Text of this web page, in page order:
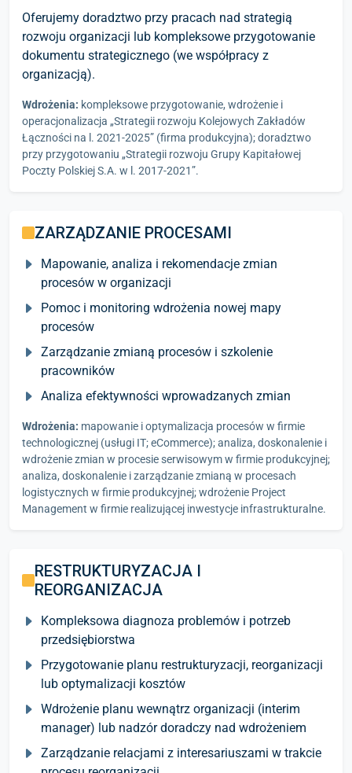
Oferujemy doradztwo przy pracach nad strategią
rozwoju organizacji lub kompleksowe przygotowanie
dokumentu strategicznego (we współpracy z
organizacją).
Wdrożenia: kompleksowe przygotowanie, wdrożenie i
operacjonalizacja „Strategii rozwoju Kolejowych Zakładów
Łączności na l. 2021-2025” (firma produkcyjna); doradztwo
przy przygotowaniu „Strategii rozwoju Grupy Kapitałowej
Poczty Polskiej S.A. w l. 2017-2021”.
ZARZĄDZANIE PROCESAMI
Mapowanie, analiza i rekomendacje zmian
procesów w organizacji
Pomoc i monitoring wdrożenia nowej mapy
procesów
Zarządzanie zmianą procesów i szkolenie
pracowników
Analiza efektywności wprowadzanych zmian
Wdrożenia: mapowanie i optymalizacja procesów w firmie
technologicznej (usługi IT; eCommerce); analiza, doskonalenie i
wdrożenie zmian w procesie serwisowym w firmie produkcyjnej;
analiza, doskonalenie i zarządzanie zmianą w procesach
logistycznych w firmie produkcyjnej; wdrożenie Project
Management w firmie realizującej inwestycje infrastrukturalne.
RESTRUKTURYZACJA I
REORGANIZACJA
Kompleksowa diagnoza problemów i potrzeb
przedsiębiorstwa
Przygotowanie planu restrukturyzacji, reorganizacji
lub optymalizacji kosztów
Wdrożenie planu wewnątrz organizacji (interim
manager) lub nadzór doradczy nad wdrożeniem
Zarządzanie relacjami z interesariuszami w trakcie